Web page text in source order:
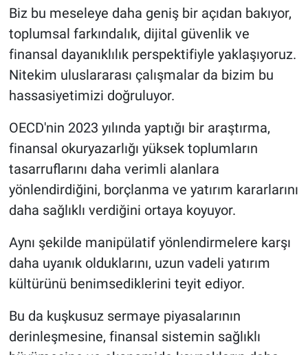
Biz bu meseleye daha geniş bir açıdan bakıyor,
toplumsal farkındalık, dijital güvenlik ve
finansal dayanıklılık perspektifiyle yaklaşıyoruz.
Nitekim uluslararası çalışmalar da bizim bu
hassasiyetimizi doğruluyor.
OECD'nin 2023 yılında yaptığı bir araştırma,
finansal okuryazarlığı yüksek toplumların
tasarruflarını daha verimli alanlara
yönlendirdiğini, borçlanma ve yatırım kararlarını
daha sağlıklı verdiğini ortaya koyuyor.
Aynı şekilde manipülatif yönlendirmelere karşı
daha uyanık olduklarını, uzun vadeli yatırım
kültürünü benimsediklerini teyit ediyor.
Bu da kuşkusuz sermaye piyasalarının
derinleşmesine, finansal sistemin sağlıklı